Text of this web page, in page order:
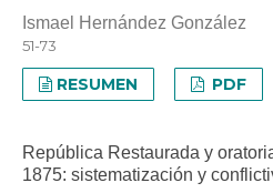
Ismael Hernández González
51-73
RESUMEN PDF
República Restaurada y
1875: sistematización y